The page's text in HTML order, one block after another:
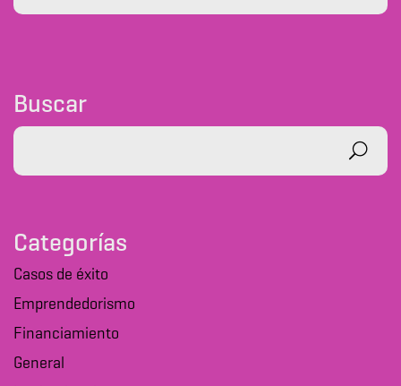
Buscar
Categorías
Casos de éxito
Emprendedorismo
Financiamiento
General